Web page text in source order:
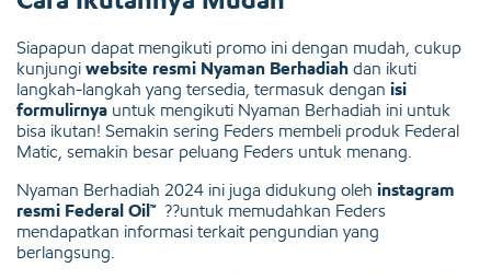
Siapapun dapat mengikuti promo ini dengan mudah, cukup
kunjungi website resmi Nyaman Berhadiah dan ikuti
langkah-langkah yang tersedia, termasuk dengan isi
formulirnya untuk mengikuti Nyaman Berhadiah ini untuk
bisa ikutan! Semakin sering Feders membeli produk Federal
Matic, semakin besar peluang Feders untuk menang.
Nyaman Berhadiah 2024 ini juga didukung oleh instagram
resmi Federal Oil™ ??untuk memudahkan Feders
mendapatkan informasi terkait pengundian yang
berlangsung.